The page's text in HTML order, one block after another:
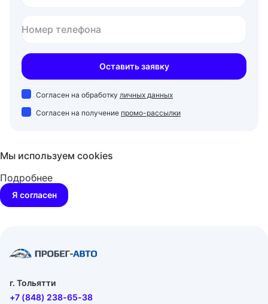
Номер телефона
Оставить заявку
Согласен на обработку личных данных
Согласен на получение промо-рассылки
Мы используем cookies
Подробнее
Я согласен
г. Тольятти
+7 (848) 238-65-38